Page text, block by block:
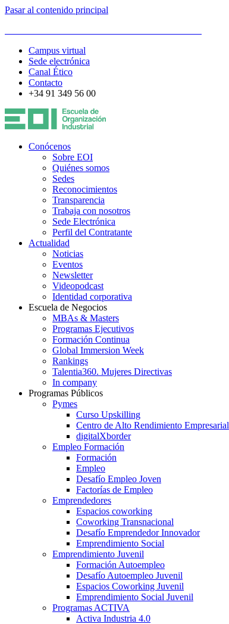
Pasar al contenido principal
Campus virtual
Sede electrónica
Canal Ético
Contacto
+34 91 349 56 00
Conócenos
Sobre EOI
Quiénes somos
Sedes
Reconocimientos
Transparencia
Trabaja con nosotros
Sede Electrónica
Perfil del Contratante
Actualidad
Noticias
Eventos
Newsletter
Videopodcast
Identidad corporativa
Escuela de Negocios
MBAs & Masters
Programas Ejecutivos
Formación Continua
Global Immersion Week
Rankings
Talentia360. Mujeres Directivas
In company
Programas Públicos
Pymes
Curso Upskilling
Centro de Alto Rendimiento Empresarial
digitalXborder
Empleo Formación
Formación
Empleo
Desafío Empleo Joven
Factorías de Empleo
Emprendedores
Espacios coworking
Coworking Transnacional
Desafío Emprendedor Innovador
Emprendimiento Social
Emprendimiento Juvenil
Formación Autoempleo
Desafío Autoempleo Juvenil
Espacios Coworking Juvenil
Emprendimiento Social Juvenil
Programas ACTIVA
Activa Industria 4.0